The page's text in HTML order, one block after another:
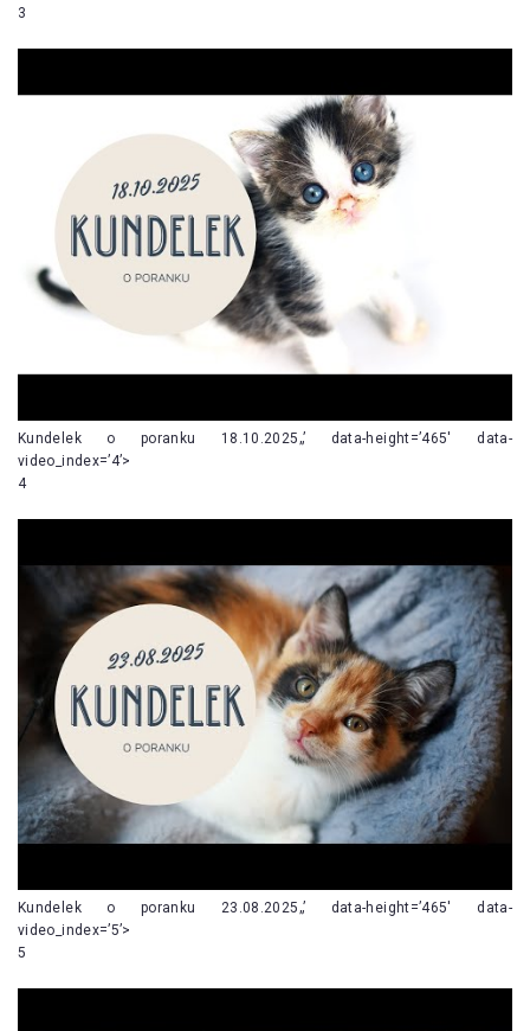
3
Kundelek o poranku 18.10.2025„’ data-height=’465′ data-
video_index=’4’>
4
Kundelek o poranku 23.08.2025„’ data-height=’465′ data-
video_index=’5’>
5